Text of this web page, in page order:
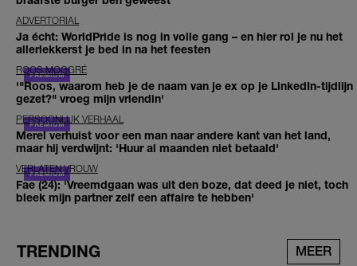
ADVERTORIAL
Ja écht: WorldPride is nog in volle gang – en hier rol je nu het
allerlekkerst je bed in na het feesten
ROOS MOGGRÉ
'"Roos, waarom heb je de naam van je ex op je LinkedIn-tijdlijn
gezet?" vroeg mijn vriendin'
PERSOONLIJK VERHAAL
Merel verhuist voor een man naar andere kant van het land,
maar hij verdwijnt: 'Huur al maanden niet betaald'
VERLATEN VROUW
Fae (24): 'Vreemdgaan was uit den boze, dat deed je niet, toch
bleek mijn partner zelf een affaire te hebben'
TRENDING MEER